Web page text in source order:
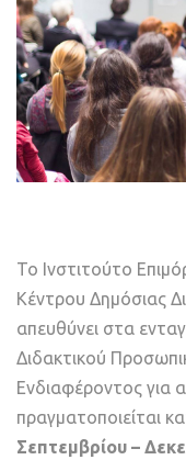
Το Ινστιτούτο
Κέντρου Δημόσιας
απευθύνει στα
Διδακτικού
Ενδιαφέροντος για
πραγματοποιείται
Σεπτεμβρίου –